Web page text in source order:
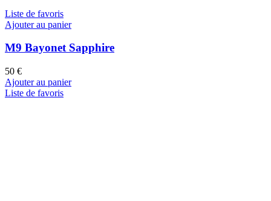
Liste de favoris
Ajouter au panier
M9 Bayonet Sapphire
50 €
Ajouter au panier
Liste de favoris